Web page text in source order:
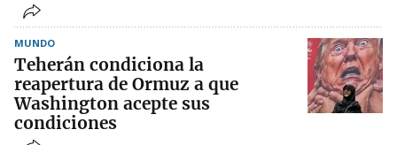
MUNDO
Teherán condiciona la
reapertura de Ormuz a que
Washington acepte sus
condiciones